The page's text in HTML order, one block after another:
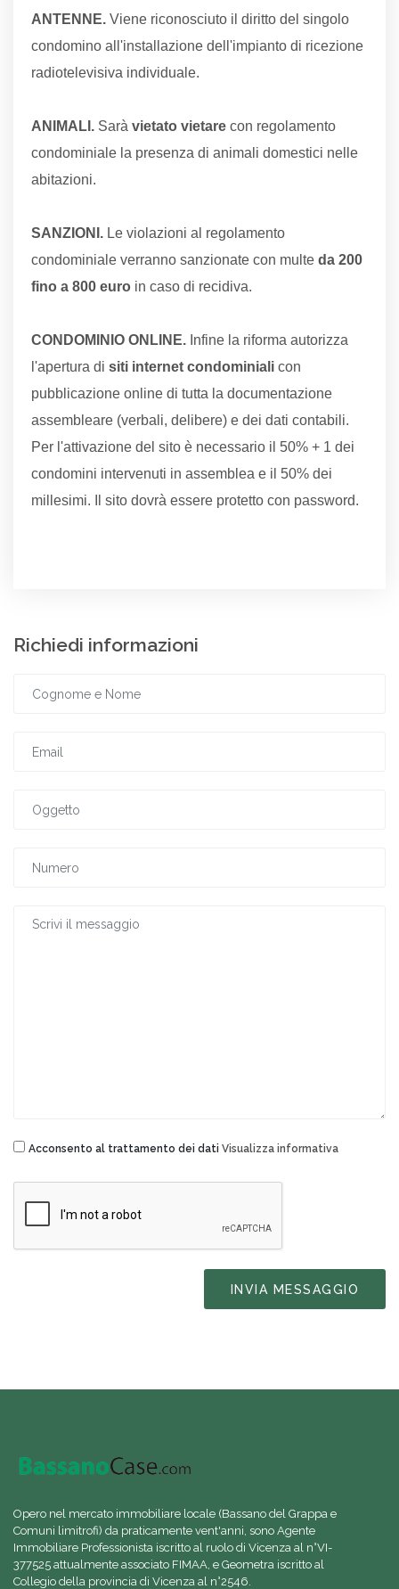
ANTENNE. Viene riconosciuto il diritto del singolo
condomino all'installazione dell'impianto di ricezione
radiotelevisiva individuale.
ANIMALI. Sarà vietato vietare con regolamento
condominiale la presenza di animali domestici nelle
abitazioni.
SANZIONI. Le violazioni al regolamento
condominiale verranno sanzionate con multe da 200
fino a 800 euro in caso di recidiva.
CONDOMINIO ONLINE. Infine la riforma autorizza
l'apertura di siti internet condominiali con
pubblicazione online di tutta la documentazione
assembleare (verbali, delibere) e dei dati contabili.
Per l'attivazione del sito è necessario il 50% + 1 dei
condomini intervenuti in assemblea e il 50% dei
millesimi. Il sito dovrà essere protetto con password.
Richiedi informazioni
Acconsento al trattamento dei dati Visualizza informativa
INVIA MESSAGGIO
Opero nel mercato immobiliare locale (Bassano del Grappa e
Comuni limitrofi) da praticamente vent'anni, sono Agente
Immobiliare Professionista iscritto al ruolo di Vicenza al n°VI-
377525 attualmente associato FIMAA, e Geometra iscritto al
Collegio della provincia di Vicenza al n°2546.